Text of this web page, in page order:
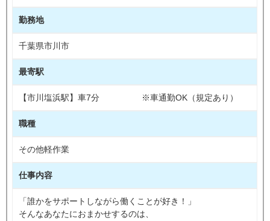
勤務地
千葉県市川市
最寄駅
【市川塩浜駅】車7分 ※車通勤OK（規定あり）
職種
その他軽作業
仕事内容
「誰かをサポートしながら働くことが好き！」
そんなあなたにおまかせするのは、